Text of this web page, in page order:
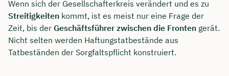
Wenn sich der Gesellschafterkreis verändert und es zu
Streitigkeiten kommt, ist es meist nur eine Frage der
Zeit, bis der Geschäftsführer zwischen die Fronten gerät.
Nicht selten werden Haftungstatbestände aus
Tatbeständen der Sorgfaltspflicht konstruiert.